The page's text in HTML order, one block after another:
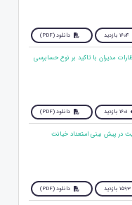
1604 بازدید دانلود (PDF)
مدیران با تاکید بر نوع حسابرسی
1601 بازدید دانلود (PDF)
در پیش بینی استعداد خیانت
1593 بازدید دانلود (PDF)